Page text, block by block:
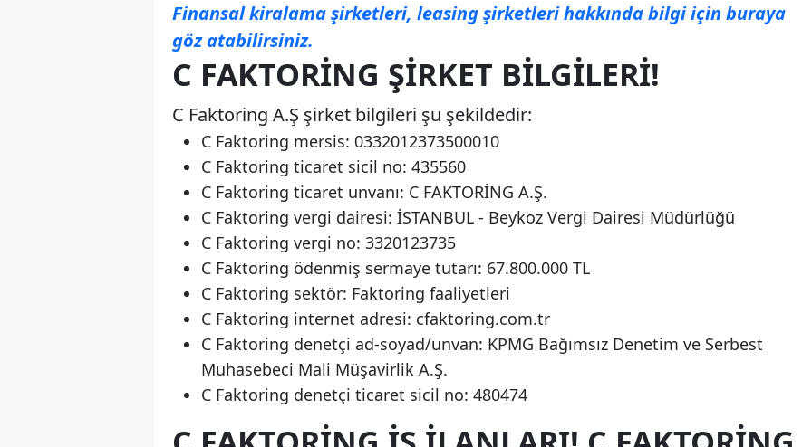
Finansal kiralama şirketleri, leasing şirketleri hakkında bilgi için buraya
göz atabilirsiniz.
C FAKTORING ŞIRKET BILGILERI!
C Faktoring A.Ş şirket bilgileri şu şekildedir:
C Faktoring mersis: 0332012373500010
C Faktoring ticaret sicil no: 435560
C Faktoring ticaret unvanı: C FAKTORİNG A.Ş.
C Faktoring vergi dairesi: İSTANBUL - Beykoz Vergi Dairesi Müdürlüğü
C Faktoring vergi no: 3320123735
C Faktoring ödenmiş sermaye tutarı: 67.800.000 TL
C Faktoring sektör: Faktoring faaliyetleri
C Faktoring internet adresi: cfaktoring.com.tr
C Faktoring denetçi ad-soyad/unvan: KPMG Bağımsız Denetim ve Serbest
Muhasebeci Mali Müşavirlik A.Ş.
C Faktoring denetçi ticaret sicil no: 480474